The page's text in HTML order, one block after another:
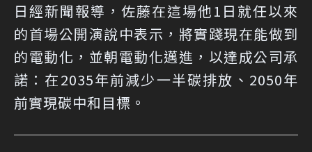
日經新聞報導，佐藤在這場他1日就任以來
的首場公開演說中表示，將實踐現在能做到
的電動化，並朝電動化邁進，以達成公司承
諾：在2035年前減少一半碳排放、2050年
前實現碳中和目標。